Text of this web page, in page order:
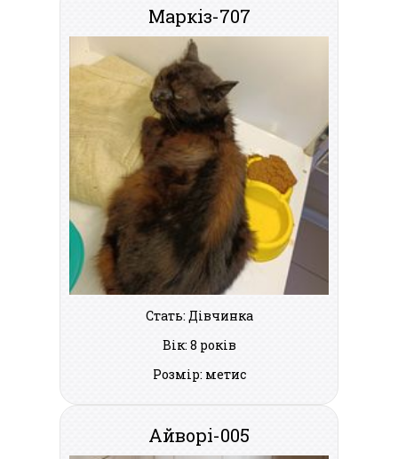
Маркіз-707
Стать: Дівчинка
Вік: 8 років
Розмір: метис
Айворі-005